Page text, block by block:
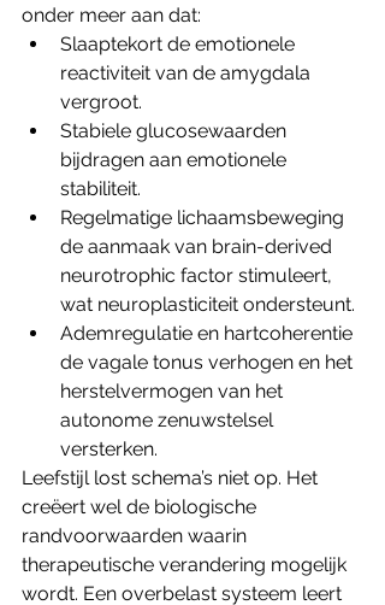
onder meer aan dat:
Slaaptekort de emotionele
reactiviteit van de amygdala
vergroot.
Stabiele glucosewaarden
bijdragen aan emotionele
stabiliteit.
Regelmatige lichaamsbeweging
de aanmaak van brain-derived
neurotrophic factor stimuleert,
wat neuroplasticiteit ondersteunt.
Ademregulatie en hartcoherentie
de vagale tonus verhogen en het
herstelvermogen van het
autonome zenuwstelsel
versterken.
Leefstijl lost schema’s niet op. Het
creëert wel de biologische
randvoorwaarden waarin
therapeutische verandering mogelijk
wordt. Een overbelast systeem leert